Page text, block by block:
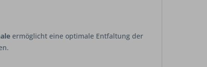
ermöglicht eine optimale Entfaltung der